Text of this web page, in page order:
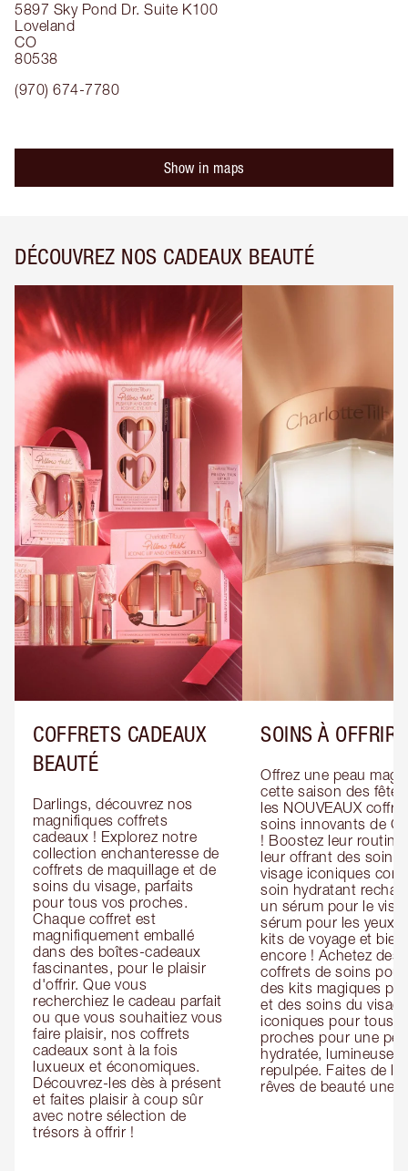
5897 Sky Pond Dr. Suite K100
Loveland
CO
80538
(970) 674-7780
Show in maps
DÉCOUVREZ NOS CADEAUX BEAUTÉ
COFFRETS CADEAUX
BEAUTÉ
Darlings, découvrez nos
magnifiques coffrets
cadeaux ! Explorez notre
collection enchanteresse de
coffrets de maquillage et de
soins du visage, parfaits
pour tous vos proches.
Chaque coffret est
magnifiquement emballé
dans des boîtes-cadeaux
fascinantes, pour le plaisir
d'offrir. Que vous
recherchiez le cadeau parfait
ou que vous souhaitiez vous
faire plaisir, nos coffrets
cadeaux sont à la fois
luxueux et économiques.
Découvrez-les dès à présent
et faites plaisir à coup sûr
avec notre sélection de
trésors à offrir !
SOINS À OFFRIR
Offrez une peau
cette saison des fêtes
les NOUVEAUX
soins innovants de
! Boostez leur routine
leur offrant des soins
visage iconiques
soin hydratant
un sérum pour le
sérum pour les yeux,
kits de voyage et
encore ! Achetez des
coffrets de soins
des kits magiques
et des soins du visage
iconiques pour tous
proches pour une
hydratée, lumineuse
repulpée. Faites de
rêves de beauté une